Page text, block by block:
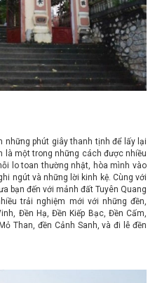
những phút giây thanh tịnh để lấy lại
là một trong những cách được nhiều
lo toan thường nhật, hòa mình vào
ngút và những lời kinh kệ. Cùng với
bạn đến với mảnh đất Tuyên Quang
trải nghiệm mới với những đền,
Đền Hạ, Đền Kiếp Bạc, Đền Cấm,
Than, đền Cảnh Sanh, và đi lễ đền